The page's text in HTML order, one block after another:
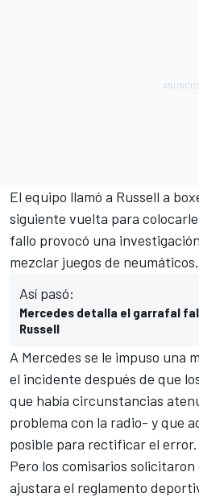
El equipo llamó a Russell a
siguiente vuelta para
fallo provocó una
mezclar juegos de neumáticos.
Así pasó:
Mercedes detalla el garrafal
Russell
A Mercedes se le impuso una
el incidente después de que
que había circunstancias
problema con la radio- y que
posible para rectificar el error.
Pero los comisarios
ajustara el reglamento